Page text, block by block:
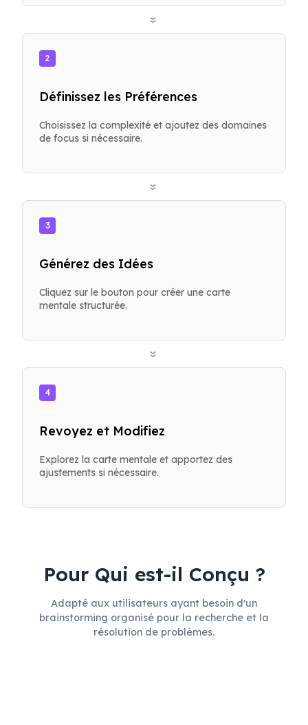
»
2
Définissez les Préférences
Choisissez la complexité et ajoutez des domaines
de focus si nécessaire.
»
3
Générez des Idées
Cliquez sur le bouton pour créer une carte
mentale structurée.
»
4
Revoyez et Modifiez
Explorez la carte mentale et apportez des
ajustements si nécessaire.
Pour Qui est-il Conçu ?
Adapté aux utilisateurs ayant besoin d'un
brainstorming organisé pour la recherche et la
résolution de problèmes.